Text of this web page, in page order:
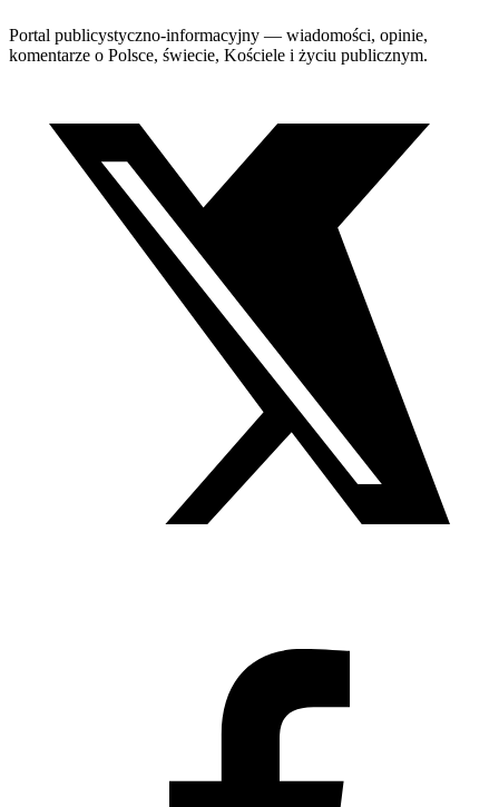
Portal publicystyczno-informacyjny — wiadomości, opinie,
komentarze o Polsce, świecie, Kościele i życiu publicznym.